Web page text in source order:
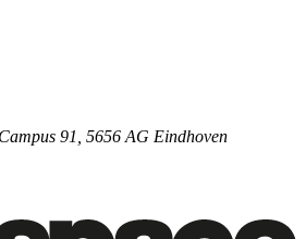
91, 5656 AG Eindhoven